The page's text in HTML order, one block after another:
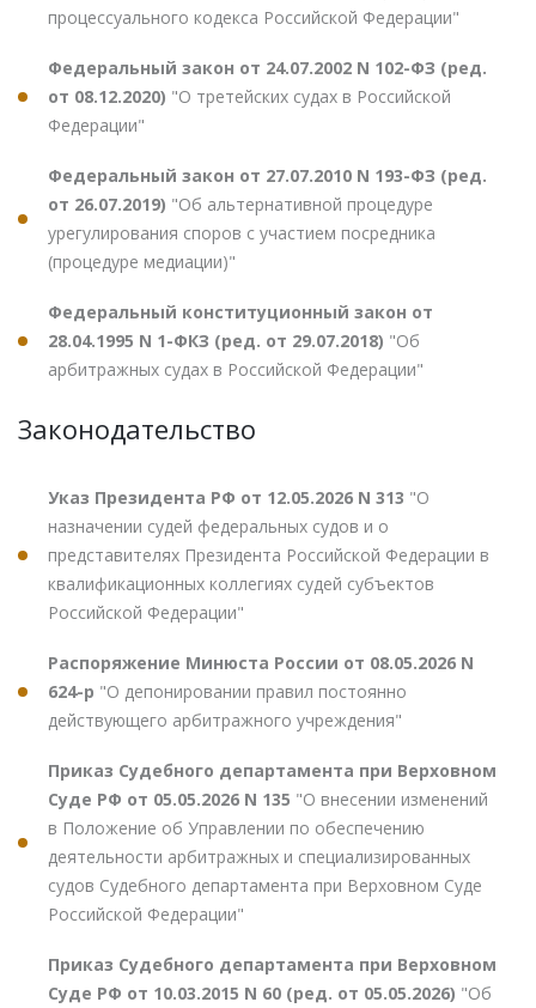
процессуального кодекса Российской Федерации"
Федеральный закон от 24.07.2002 N 102-ФЗ (ред.
от 08.12.2020) "О третейских судах в Российской
Федерации"
Федеральный закон от 27.07.2010 N 193-ФЗ (ред.
от 26.07.2019) "Об альтернативной процедуре
урегулирования споров с участием посредника
(процедуре медиации)"
Федеральный конституционный закон от
28.04.1995 N 1-ФКЗ (ред. от 29.07.2018) "Об
арбитражных судах в Российской Федерации"
Законодательство
Указ Президента РФ от 12.05.2026 N 313 "О
назначении судей федеральных судов и о
представителях Президента Российской Федерации в
квалификационных коллегиях судей субъектов
Российской Федерации"
Распоряжение Минюста России от 08.05.2026 N
624-р "О депонировании правил постоянно
действующего арбитражного учреждения"
Приказ Судебного департамента при Верховном
Суде РФ от 05.05.2026 N 135 "О внесении изменений
в Положение об Управлении по обеспечению
деятельности арбитражных и специализированных
судов Судебного департамента при Верховном Суде
Российской Федерации"
Приказ Судебного департамента при Верховном
Суде РФ от 10.03.2015 N 60 (ред. от 05.05.2026) "Об